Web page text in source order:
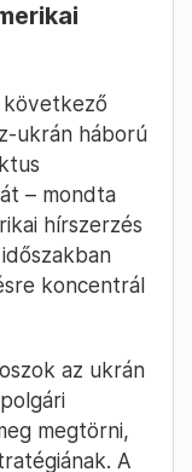
következő
ukrán háború
– mondta
hírszerzés
koncentrál
az ukrán
megtörni,
A